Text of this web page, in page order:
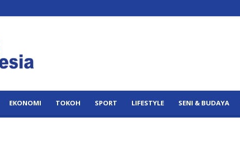
EKONOMI TOKOH SPORT LIFESTYLE SENI & BUDAYA